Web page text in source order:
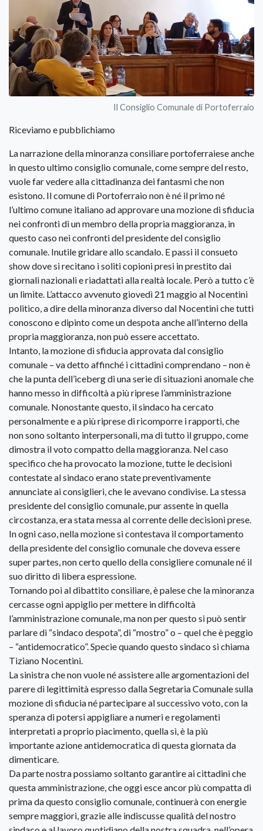
Il Consiglio Comunale di Portoferraio
Riceviamo e pubblichiamo
La narrazione della minoranza consiliare portoferraiese anche
in questo ultimo consiglio comunale, come sempre del resto,
vuole far vedere alla cittadinanza dei fantasmi che non
esistono. Il comune di Portoferraio non è né il primo né
l’ultimo comune italiano ad approvare una mozione di sfiducia
nei confronti di un membro della propria maggioranza, in
questo caso nei confronti del presidente del consiglio
comunale. Inutile gridare allo scandalo. E passi il consueto
show dove si recitano i soliti copioni presi in prestito dai
giornali nazionali e riadattati alla realtà locale. Però a tutto c’è
un limite. L’attacco avvenuto giovedì 21 maggio al Nocentini
politico, a dire della minoranza diverso dal Nocentini che tutti
conoscono e dipinto come un despota anche all’interno della
propria maggioranza, non può essere accettato.
Intanto, la mozione di sfiducia approvata dal consiglio
comunale – va detto affinché i cittadini comprendano – non è
che la punta dell’iceberg di una serie di situazioni anomale che
hanno messo in difficoltà a più riprese l’amministrazione
comunale. Nonostante questo, il sindaco ha cercato
personalmente e a più riprese di ricomporre i rapporti, che
non sono soltanto interpersonali, ma di tutto il gruppo, come
dimostra il voto compatto della maggioranza. Nel caso
specifico che ha provocato la mozione, tutte le decisioni
contestate al sindaco erano state preventivamente
annunciate ai consiglieri, che le avevano condivise. La stessa
presidente del consiglio comunale, pur assente in quella
circostanza, era stata messa al corrente delle decisioni prese.
In ogni caso, nella mozione si contestava il comportamento
della presidente del consiglio comunale che doveva essere
super partes, non certo quello della consigliere comunale né il
suo diritto di libera espressione.
Tornando poi al dibattito consiliare, è palese che la minoranza
cercasse ogni appiglio per mettere in difficoltà
l’amministrazione comunale, ma non per questo si può sentir
parlare di “sindaco despota”, di “mostro” o – quel che è peggio
– “antidemocratico”. Specie quando questo sindaco si chiama
Tiziano Nocentini.
La sinistra che non vuole né assistere alle argomentazioni del
parere di legittimità espresso dalla Segretaria Comunale sulla
mozione di sfiducia né partecipare al successivo voto, con la
speranza di potersi appigliare a numeri e regolamenti
interpretati a proprio piacimento, quella sì, è la più
importante azione antidemocratica di questa giornata da
dimenticare.
Da parte nostra possiamo soltanto garantire ai cittadini che
questa amministrazione, che oggi esce ancor più compatta di
prima da questo consiglio comunale, continuerà con energie
sempre maggiori, grazie alle indiscusse qualità del nostro